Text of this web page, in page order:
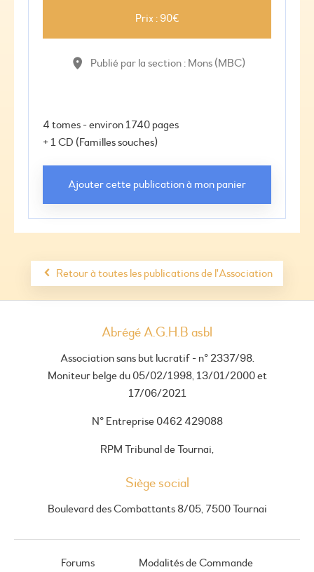
Prix : 90€
Publié par la section : Mons (MBC)
4 tomes - environ 1740 pages
+ 1 CD (Familles souches)
Retour à toutes les publications de l'Association
Abrégé A.G.H.B asbl
Association sans but lucratif - n° 2337/98.
Moniteur belge du 05/02/1998, 13/01/2000 et
17/06/2021
N° Entreprise 0462 429088
RPM Tribunal de Tournai,
Siège social
Boulevard des Combattants 8/05, 7500 Tournai
Forums Modalités de Commande